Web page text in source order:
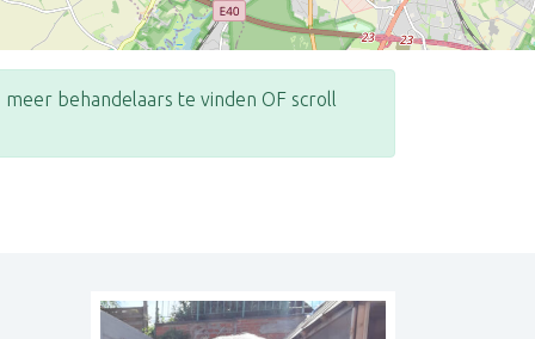
behandelaars te vinden OF scroll